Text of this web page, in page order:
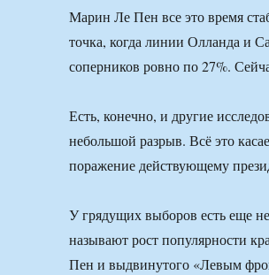
Марин Ле Пен все это время
точка, когда линии Олланда и
соперников ровно по 27%.
Есть, конечно, и другие
небольшой разрыв. Всё это
поражение действующему
У грядущих выборов есть еще
называют рост популярности
Пен и выдвинутого «Левым